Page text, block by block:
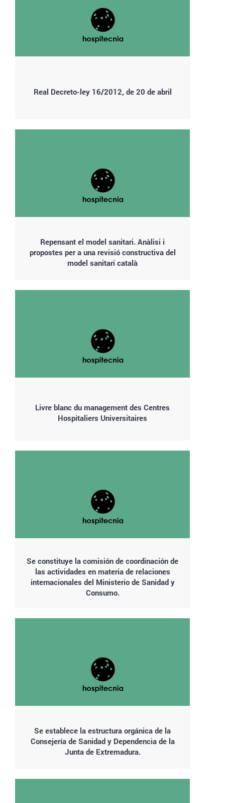
Real Decreto-ley 16/2012, de 20 de abril
Repensant el model sanitari. Anàlisi i
propostes per a una revisió constructiva del
model sanitari català
Livre blanc du management des Centres
Hospitaliers Universitaires
Se constituye la comisión de coordinación de
las actividades en materia de relaciones
internacionales del Ministerio de Sanidad y
Consumo.
Se establece la estructura orgánica de la
Consejería de Sanidad y Dependencia de la
Junta de Extremadura.